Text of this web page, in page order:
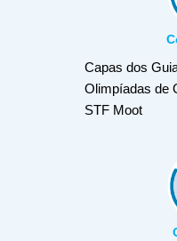
Capas dos
Olimpíadas de
STF Moot